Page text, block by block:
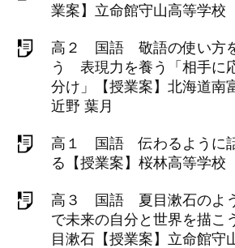
業案】立命館守山高等学
高２ 国語 敬語の使い方
う 表現力を養う「相手に
分け」【授業案】北海道
近野 葉月
高１ 国語 伝わるように
る【授業案】桜林高等学
高３ 国語 夏目漱石のよ
で未来の自分と世界を描
目漱石【授業案】立命館守